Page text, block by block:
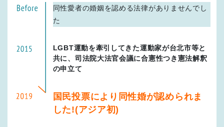
同性愛者の婚姻を認める法律がありませんでし
た
LGBT運動を牽引してきた運動家が台北市等と
共に、司法院大法官会議に合憲性つき憲法解釈
の申立て
国民投票により同性婚が認められま
した!(アジア初)